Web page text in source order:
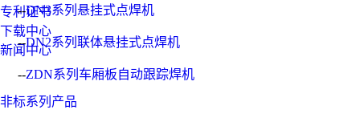
专利证书
下载中心
新闻中心
--DN3系列悬挂式点焊机
--DN2系列联体悬挂式点焊机
--ZDN系列车厢板自动跟踪焊机
非标系列产品